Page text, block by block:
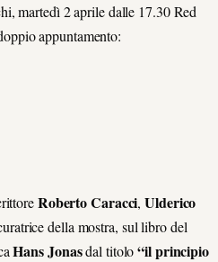
martedì 2 aprile dalle 17.30 Red
appuntamento:
Roberto Caracci,Ulderico
della mostra, sul libro del
Hans Jonasdal titolo“il principio